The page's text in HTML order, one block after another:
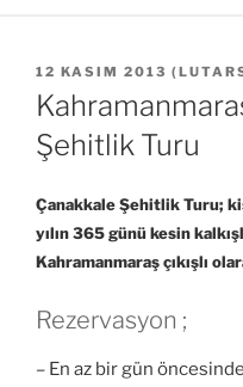
YAYIM
TARIHI
12 KASIM 2013 (
Şehitlik Turu
Çanakkale Şehitlik Turu; kişi
yılın 365 günü kesin
Kahramanmaraş çıkışlı
Rezervasyon ;
– En az bir gün